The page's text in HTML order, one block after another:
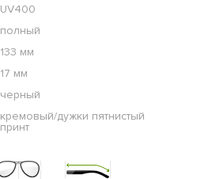
UV400
полный
133 мм
17 мм
черный
кремовый/дужки пятнистый
принт